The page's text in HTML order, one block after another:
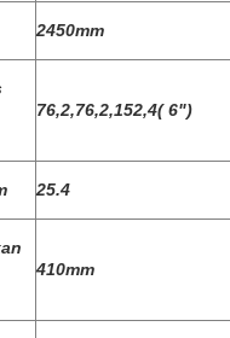
2450mm
76,2,76,2,152,4( 6")
25.4
410mm